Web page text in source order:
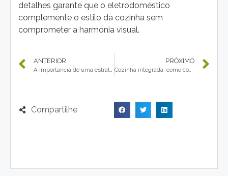
detalhes garante que o eletrodoméstico
complemente o estilo da cozinha sem
comprometer a harmonia visual.
ANTERIOR
A importância de uma estratégia de SEO bem definida para pequenas e médias empresas
PRÓXIMO
Cozinha integrada: como combinar móveis e eletros em ambientes abertos
Compartilhe